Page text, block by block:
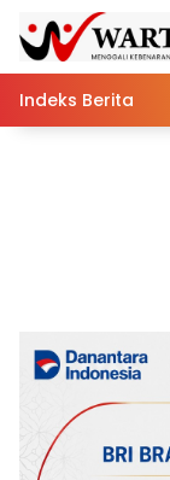
content
Indeks Berita